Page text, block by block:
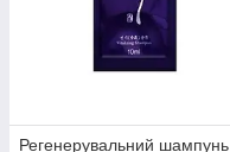
Регенерувальний шампунь